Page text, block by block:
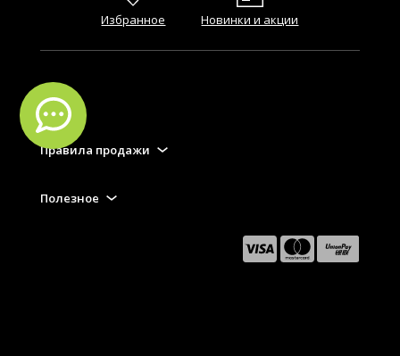
Избранное Новинки и акции
FAQ
Правила продажи
Полезное